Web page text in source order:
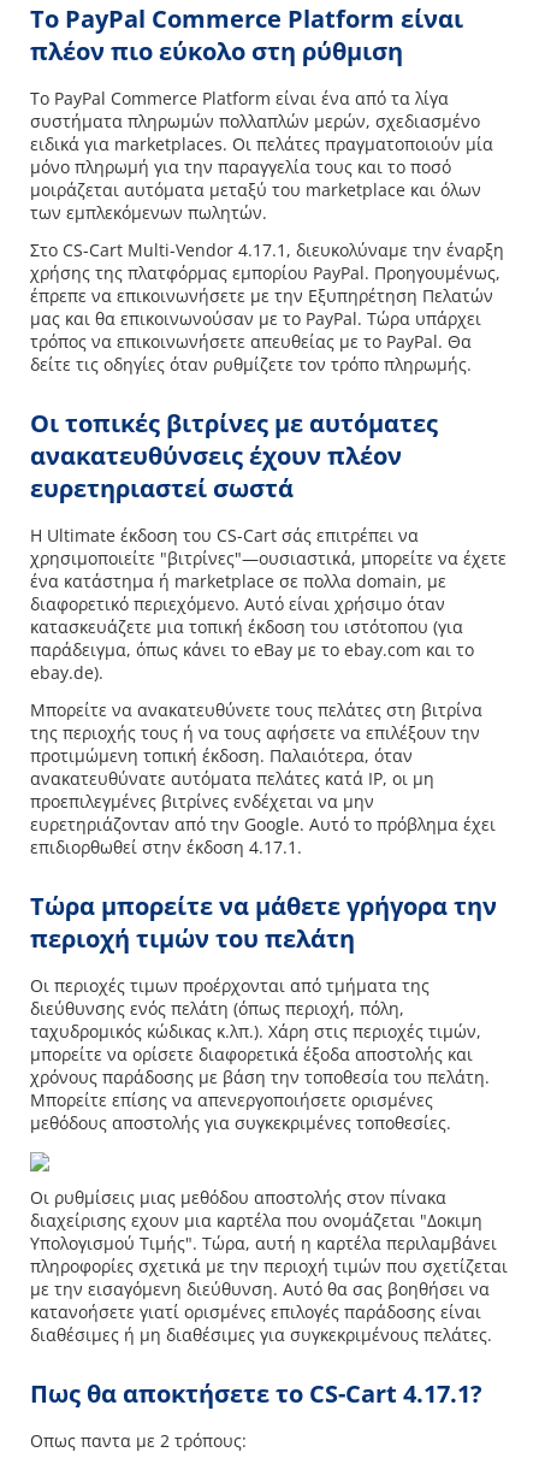
Το PayPal Commerce Platform είναι
πλέον πιο εύκολο στη ρύθμιση
Το PayPal Commerce Platform είναι ένα από τα λίγα
συστήματα πληρωμών πολλαπλών μερών, σχεδιασμένο
ειδικά για marketplaces. Οι πελάτες πραγματοποιούν μία
μόνο πληρωμή για την παραγγελία τους και το ποσό
μοιράζεται αυτόματα μεταξύ του marketplace και όλων
των εμπλεκόμενων πωλητών.
Στο CS-Cart Multi-Vendor 4.17.1, διευκολύναμε την έναρξη
χρήσης της πλατφόρμας εμπορίου PayPal. Προηγουμένως,
έπρεπε να επικοινωνήσετε με την Εξυπηρέτηση Πελατών
μας και θα επικοινωνούσαν με το PayPal. Τώρα υπάρχει
τρόπος να επικοινωνήσετε απευθείας με το PayPal. Θα
δείτε τις οδηγίες όταν ρυθμίζετε τον τρόπο πληρωμής.
Οι τοπικές βιτρίνες με αυτόματες
ανακατευθύνσεις έχουν πλέον
ευρετηριαστεί σωστά
Η Ultimate έκδοση του CS-Cart σάς επιτρέπει να
χρησιμοποιείτε "βιτρίνες"—ουσιαστικά, μπορείτε να έχετε
ένα κατάστημα ή marketplace σε πολλα domain, με
διαφορετικό περιεχόμενο. Αυτό είναι χρήσιμο όταν
κατασκευάζετε μια τοπική έκδοση του ιστότοπου (για
παράδειγμα, όπως κάνει το eBay με το ebay.com και το
ebay.de).
Μπορείτε να ανακατευθύνετε τους πελάτες στη βιτρίνα
της περιοχής τους ή να τους αφήσετε να επιλέξουν την
προτιμώμενη τοπική έκδοση. Παλαιότερα, όταν
ανακατευθύνατε αυτόματα πελάτες κατά IP, οι μη
προεπιλεγμένες βιτρίνες ενδέχεται να μην
ευρετηριάζονταν από την Google. Αυτό το πρόβλημα έχει
επιδιορθωθεί στην έκδοση 4.17.1.
Τώρα μπορείτε να μάθετε γρήγορα την
περιοχή τιμών του πελάτη
Οι περιοχές τιμων προέρχονται από τμήματα της
διεύθυνσης ενός πελάτη (όπως περιοχή, πόλη,
ταχυδρομικός κώδικας κ.λπ.). Χάρη στις περιοχές τιμών,
μπορείτε να ορίσετε διαφορετικά έξοδα αποστολής και
χρόνους παράδοσης με βάση την τοποθεσία του πελάτη.
Μπορείτε επίσης να απενεργοποιήσετε ορισμένες
μεθόδους αποστολής για συγκεκριμένες τοποθεσίες.
Οι ρυθμίσεις μιας μεθόδου αποστολής στον πίνακα
διαχείρισης εχουν μια καρτέλα που ονομάζεται "Δοκιμη
Υπολογισμού Τιμής". Τώρα, αυτή η καρτέλα περιλαμβάνει
πληροφορίες σχετικά με την περιοχή τιμών που σχετίζεται
με την εισαγόμενη διεύθυνση. Αυτό θα σας βοηθήσει να
κατανοήσετε γιατί ορισμένες επιλογές παράδοσης είναι
διαθέσιμες ή μη διαθέσιμες για συγκεκριμένους πελάτες.
Πως θα αποκτήσετε το CS-Cart 4.17.1?
Οπως παντα με 2 τρόπους: